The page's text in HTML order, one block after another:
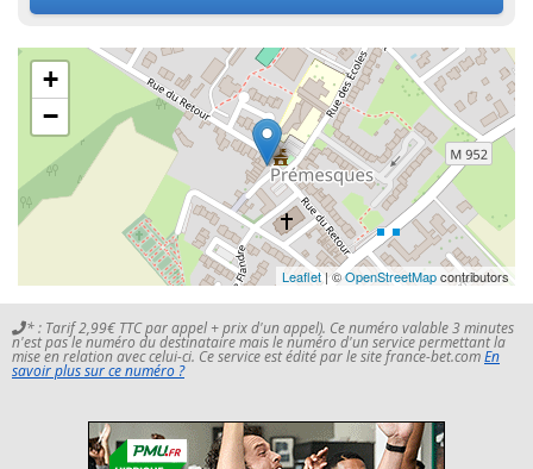
+
−
Leaflet| ©OpenStreetMapcontributors
* : Tarif 2,99€ TTC par appel + prix d'un appel). Ce numéro valable 3 minutes
n'est pas le numéro du destinataire mais le numéro d'un service permettant la
mise en relation avec celui-ci. Ce service est édité par le site france-bet.comEn
savoir plus sur ce numéro ?